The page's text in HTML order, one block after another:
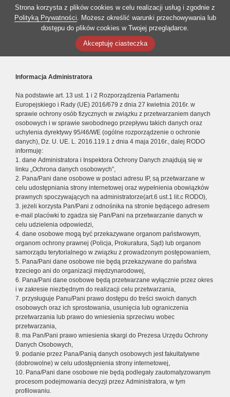
Strona korzysta z plików cookies w celu realizacji usług i zgodnie z
Polityką Prywatności. Możesz określić warunki przechowywania lub
dostępu do plików cookies w Twojej przeglądarce.
Akceptuję ciasteczka
Informacja Administratora
Na podstawie art. 13 ust. 1 i 2 Rozporządzenia Parlamentu
Europejskiego i Rady (UE) 2016/679 z dnia 27 kwietnia 2016r. w
sprawie ochrony osób fizycznych w związku z przetwarzaniem danych
osobowych i w sprawie swobodnego przepływu takich danych oraz
uchylenia dyrektywy 95/46/WE (ogólne rozporządzenie o ochronie
danych), Dz. U. UE. L. 2016.119.1 z dnia 4 maja 2016r., dalej RODO
informuję:
1. dane Administratora i Inspektora Ochrony Danych znajdują się w
linku „Ochrona danych osobowych”,
2. Pana/Pani dane osobowe w postaci adresu IP, są przetwarzane w
celu udostępniania strony internetowej oraz wypełnienia obowiązków
prawnych spoczywających na administratorze(art.6 ust.1 lit.c RODO),
3. jeżeli korzysta Pan/Pani z odnośnika na stronie będącego adresem
e-mail placówki to zgadza się Pan/Pani na przetwarzanie danych w
celu udzielenia odpowiedzi,
4. dane osobowe mogą być przekazywane organom państwowym,
organom ochrony prawnej (Policja, Prokuratura, Sąd) lub organom
samorządu terytorialnego w związku z prowadzonym postępowaniem,
5. Pana/Pani dane osobowe nie będą przekazywane do państwa
trzeciego ani do organizacji międzynarodowej,
6. Pana/Pani dane osobowe będą przetwarzane wyłącznie przez okres
i w zakresie niezbędnym do realizacji celu przetwarzania,
7. przysługuje Panu/Pani prawo dostępu do treści swoich danych
osobowych oraz ich sprostowania, usunięcia lub ograniczenia
przetwarzania lub prawo do wniesienia sprzeciwu wobec
przetwarzania,
8. ma Pan/Pani prawo wniesienia skargi do Prezesa Urzędu Ochrony
Danych Osobowych,
9. podanie przez Pana/Panią danych osobowych jest fakultatywne
(dobrowolne) w celu udostępnienia strony internetowej,
10. Pana/Pani dane osobowe nie będą podlegały zautomatyzowanym
procesom podejmowania decyzji przez Administratora, w tym
profilowaniu.